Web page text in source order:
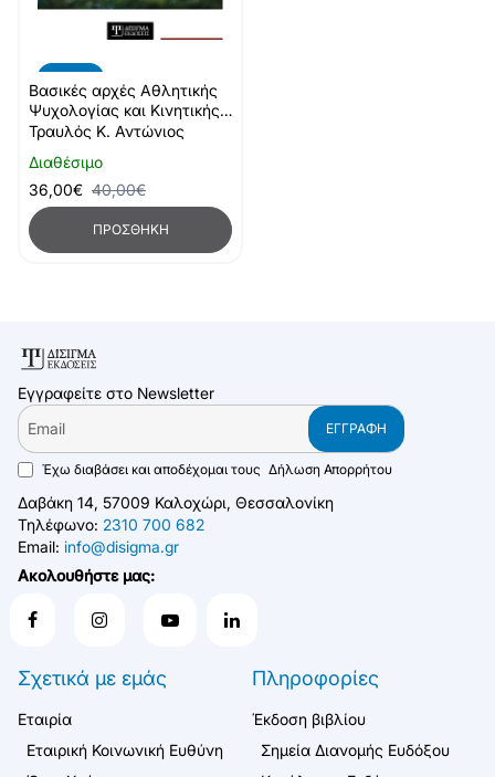
Διαθέσιμο
Βασικές αρχές Αθλητικής
Ψυχολογίας και Κινητικής
Μάθησης
Τραυλός Κ. Αντώνιος
36,00€ 40,00€
ΠΡΟΣΘΉΚΗ
Εγγραφείτε στο Newsletter
Email
ΕΓΓΡΑΦΉ
Έχω διαβάσει και αποδέχομαι τους Δήλωση Απορρήτου
Δαβάκη 14, 57009 Καλοχώρι, Θεσσαλονίκη
Τηλέφωνο: 2310 700 682
Email: info@disigma.gr
Ακολουθήστε μας:
Σχετικά με εμάς
Εταιρία
Εταιρική Κοινωνική Ευθύνη
Πληροφορίες
Έκδοση βιβλίου
Σημεία Διανομής Ευδόξου